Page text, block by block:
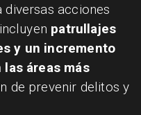
acciones
patrullajes
y un incremento
áreas más
de prevenir delitos y